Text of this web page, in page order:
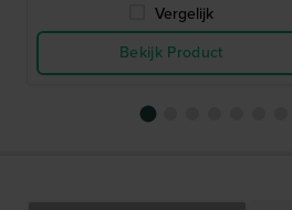
Vergelijk
Bekijk Product